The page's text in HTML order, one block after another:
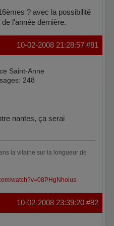
? avec la possibilité
l'année dernière.
#81
10-02-2008 21:28:57
Saint-Anne
248
nantes, ça serai
la vilaine sur la longueur de
watch?v=08PHgNhoius
#82
10-02-2008 23:39:20